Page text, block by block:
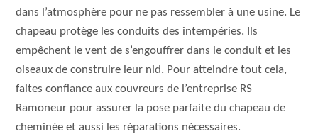
dans l’atmosphère pour ne pas ressembler à une usine. Le
chapeau protège les conduits des intempéries. Ils
empêchent le vent de s’engouffrer dans le conduit et les
oiseaux de construire leur nid. Pour atteindre tout cela,
faites confiance aux couvreurs de l’entreprise RS
Ramoneur pour assurer la pose parfaite du chapeau de
cheminée et aussi les réparations nécessaires.